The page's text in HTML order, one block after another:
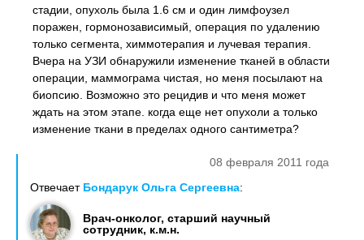
стадии, опухоль была 1.6 см и один лимфоузел
поражен, гормонозависимый, операция по удалению
только сегмента, химмотерапия и лучевая терапия.
Вчера на УЗИ обнаружили изменение тканей в области
операции, маммограма чистая, но меня посылают на
биопсию. Возможно это рецидив и что меня может
ждать на этом этапе. когда еще нет опухоли а только
изменение ткани в пределах одного сантиметра?
08 февраля 2011 года
Отвечает Бондарук Ольга Сергеевна:
Врач-онколог, старший научный
сотрудник, к.м.н.